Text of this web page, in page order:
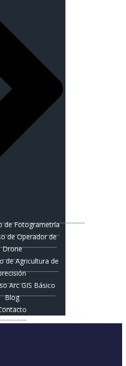
de Fotogrametría
de Operador de
Drone
de Agricultura de
Arc GIS Básico
Blog